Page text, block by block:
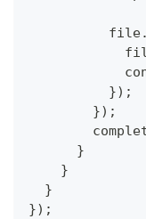
          file
.
}) ;
}) ;
}
}
}
}) ;